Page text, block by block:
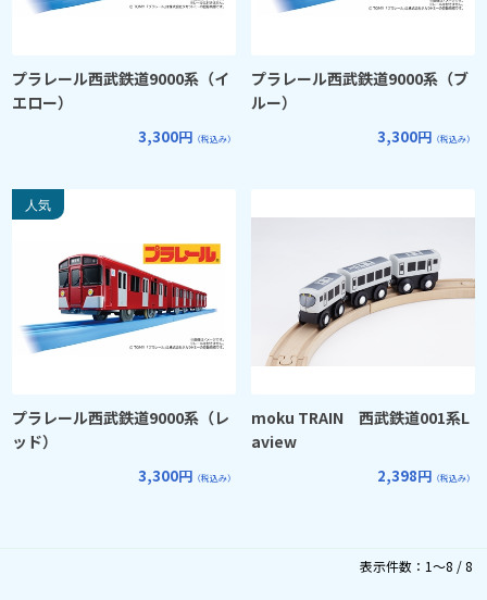
プラレール西武鉄道9000系（イ
エロー）
3,300円 （税込み）
プラレール西武鉄道9000系（ブ
ルー）
3,300円 （税込み）
プラレール西武鉄道9000系（レ
ッド）
3,300円 （税込み）
moku TRAIN 西武鉄道001系L
aview
2,398円 （税込み）
表示件数：1～8 / 8